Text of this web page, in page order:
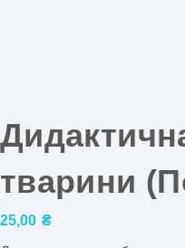
тварини
25,00 ₴